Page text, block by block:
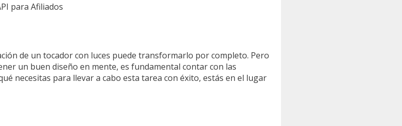
para Afiliados
de un tocador con luces puede transformarlo por completo. Pero
un buen diseño en mente, es fundamental contar con las
necesitas para llevar a cabo esta tarea con éxito, estás en el lugar